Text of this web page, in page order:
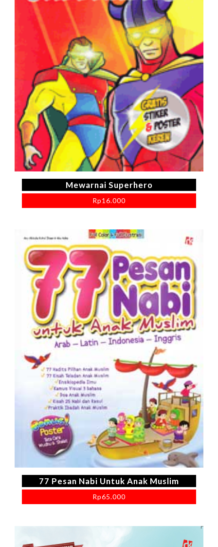
Mewarnai Superhero
Rp16.000
77 Pesan Nabi Untuk Anak Muslim
Rp65.000